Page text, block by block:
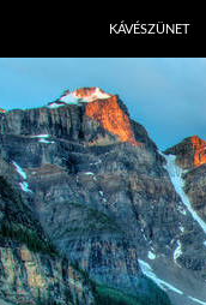
KÁVÉSZÜNET